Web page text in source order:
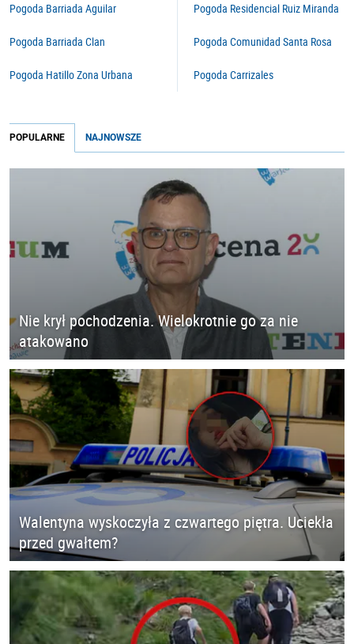
Pogoda Barriada Aguilar
Pogoda Barriada Clan
Pogoda Hatillo Zona Urbana
Pogoda Residencial Ruiz Miranda
Pogoda Comunidad Santa Rosa
Pogoda Carrizales
POPULARNE NAJNOWSZE
Nie krył pochodzenia. Wielokrotnie go za nie
atakowano
Walentyna wyskoczyła z czwartego piętra. Uciekła
przed gwałtem?